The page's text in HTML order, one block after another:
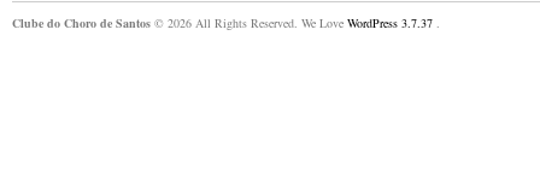
Clube do Choro de Santos © 2026 All Rights Reserved. We Love WordPress 3.7.37 .